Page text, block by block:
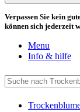
Verpassen Sie kein
können sich jederzeit
Menu
Info & hilfe
suchen
nach>